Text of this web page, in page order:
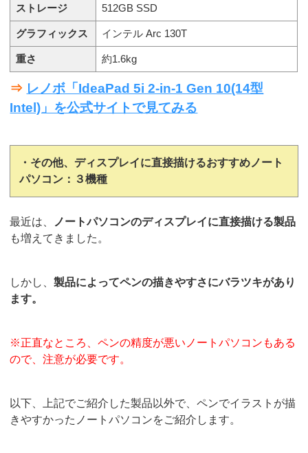
ストレージ 512GB SSD
グラフィックス インテル Arc 130T
重さ 約1.6kg
⇒ レノボ「IdeaPad 5i 2-in-1 Gen 10(14型
Intel)」を公式サイトで見てみる
・その他、ディスプレイに直接描けるおすすめノート
パソコン：３機種
最近は、
ノートパソコンのディスプレイに直接描ける製品
も増えてきました。
しかし、製品によってペンの描きやすさにバラツキがあり
ます。
※正直なところ、ペンの精度が悪いノートパソコンもある
ので、注意が必要です。
以下、上記でご紹介した製品以外で、ペンでイラストが描
きやすかったノートパソコンをご紹介します。